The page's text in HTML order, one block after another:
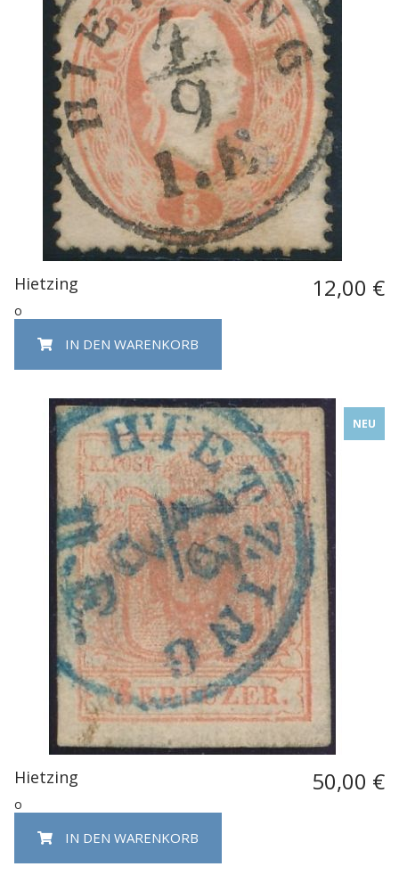
Hietzing 12,00 €
o
IN DEN WARENKORB
NEU
Hietzing 50,00 €
o
IN DEN WARENKORB